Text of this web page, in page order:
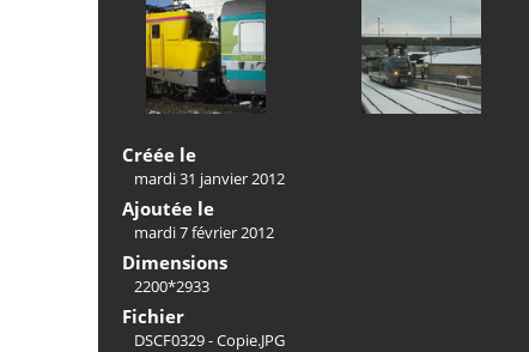
Créée le
mardi 31 janvier 2012
Ajoutée le
mardi 7 février 2012
Dimensions
2200*2933
Fichier
DSCF0329 - Copie.JPG